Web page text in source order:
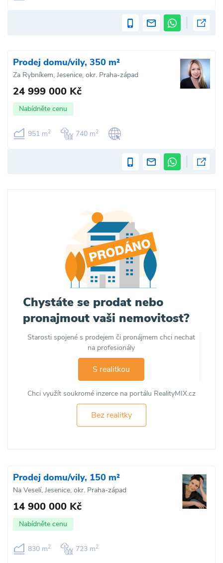
Prodej domu/vily, 350 m²
Za Rybníkem, Jesenice, okr. Praha-západ
24 999 000 Kč
Nabídněte cenu
951 m2 740 m2
Chystáte se prodat nebo
pronajmout vaši nemovitost?
Starosti spojené s prodejem či pronájmem chci nechat
na profesionály
S realitkou
Chci využít soukromé inzerce na portálu RealityMIX.cz
Bez realitky
Prodej domu/vily, 150 m²
Na Veselí, Jesenice, okr. Praha-západ
14 900 000 Kč
Nabídněte cenu
830 m2 723 m2